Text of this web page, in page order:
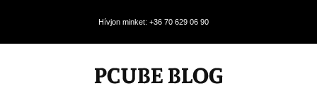
Hívjon minket: +36 70 629 06 90